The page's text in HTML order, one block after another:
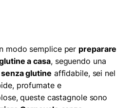
modo semplice per preparare
a casa, seguendo una
glutine affidabile, sei nel
profumate e
queste castagnole sono